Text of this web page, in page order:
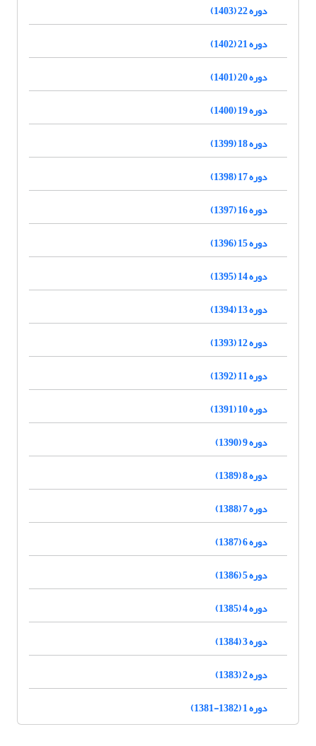
دوره 22 (1403)
دوره 21 (1402)
دوره 20 (1401)
دوره 19 (1400)
دوره 18 (1399)
دوره 17 (1398)
دوره 16 (1397)
دوره 15 (1396)
دوره 14 (1395)
دوره 13 (1394)
دوره 12 (1393)
دوره 11 (1392)
دوره 10 (1391)
دوره 9 (1390)
دوره 8 (1389)
دوره 7 (1388)
دوره 6 (1387)
دوره 5 (1386)
دوره 4 (1385)
دوره 3 (1384)
دوره 2 (1383)
دوره 1 (1382-1381)